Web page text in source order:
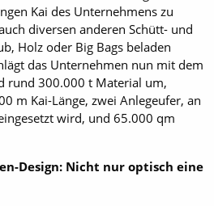
Kai des Unternehmens zu
diversen anderen Schütt- und
Holz oder Big Bags beladen
das Unternehmen nun mit dem
rund 300.000 t Material um,
m Kai-Länge, zwei Anlegeufer, an
wird, und 65.000 qm
Design: Nicht nur optisch eine